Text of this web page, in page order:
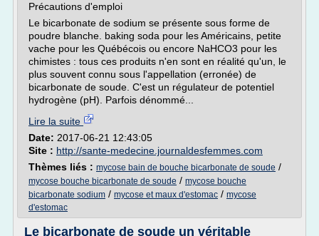
Précautions d'emploi
Le bicarbonate de sodium se présente sous forme de
poudre blanche. baking soda pour les Américains, petite
vache pour les Québécois ou encore NaHCO3 pour les
chimistes : tous ces produits n'en sont en réalité qu'un, le
plus souvent connu sous l'appellation (erronée) de
bicarbonate de soude. C'est un régulateur de potentiel
hydrogène (pH). Parfois dénommé...
Lire la suite
Date: 2017-06-21 12:43:05
Site : http://sante-medecine.journaldesfemmes.com
Thèmes liés : mycose bain de bouche bicarbonate de soude /
mycose bouche bicarbonate de soude / mycose bouche
bicarbonate sodium / mycose et maux d'estomac / mycose
d'estomac
Le bicarbonate de soude un véritable